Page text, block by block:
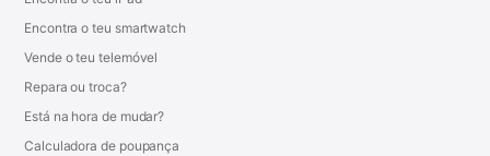
Encontra o teu smartwatch
Vende o teu telemóvel
Repara ou troca?
Está na hora de mudar?
Calculadora de poupança